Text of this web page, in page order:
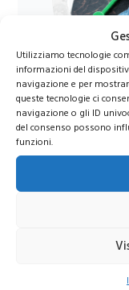
Utilizziamo tecnologie
informazioni del
navigazione e per
queste tecnologie ci
navigazione o gli ID
del consenso possono
funzioni.
Azioni Bance
Azioni banche
prossimi mesi